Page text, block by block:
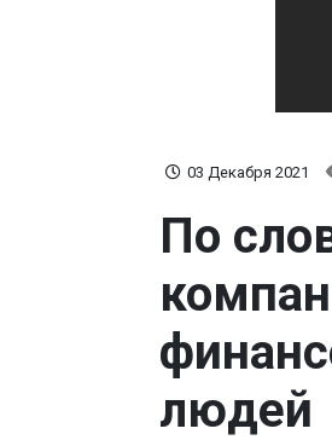
03 Декабря 2021
По
людей